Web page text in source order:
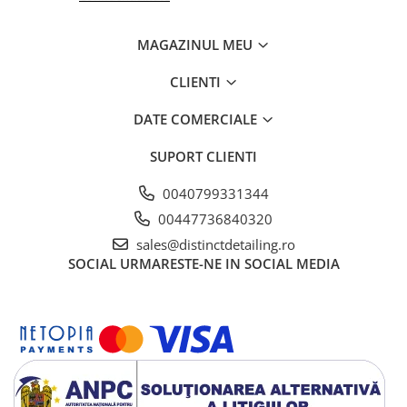
MAGAZINUL MEU
CLIENTI
DATE COMERCIALE
SUPORT CLIENTI
0040799331344
00447736840320
sales@distinctdetailing.ro
SOCIAL URMARESTE-NE IN SOCIAL MEDIA